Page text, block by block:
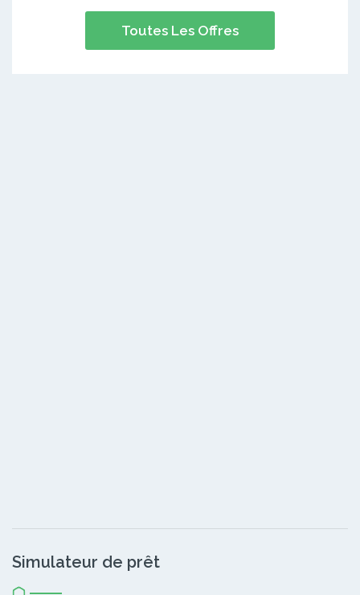
Toutes Les Offres
Simulateur de prêt